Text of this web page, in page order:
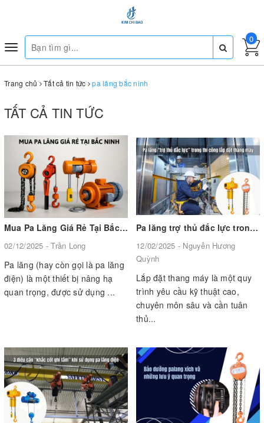
Toggle
navigation
0
Trang chủ Tất cả tin tức pa lăng bắc ninh
TẤT CẢ TIN TỨC
Mua Pa Lăng Giá Rẻ Tại Bắc Ninh – Thiết Bị Nâng Hạ Chất Lượng, Đảm Bảo An Toàn
02/12/2025 - Trần Long
Pa lăng (hay còn gọi là pa lăng
điện) là một thiết bị nâng hạ
quan trọng, được sử dụng ...
Pa lăng trợ thủ đắc lực trong thi công lắp đặt thang máy
12/02/2025 - Nguyễn Hương
Quỳnh
Lắp đặt thang máy là một quy
trình yêu cầu kỹ thuật cao,
chuyên môn sâu và cần tuân
thủ...